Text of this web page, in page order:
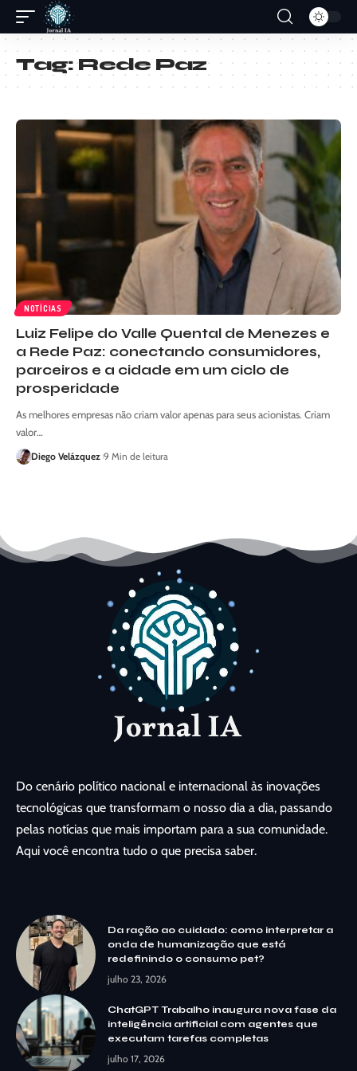
Tag:Rede Paz
NOTÍCIAS
Luiz Felipe do Valle Quental de Menezes e
a Rede Paz: conectando consumidores,
parceiros e a cidade em um ciclo de
prosperidade
As melhores empresas não criam valor apenas para seus acionistas. Criam
valor…
Diego Velázquez 9 Min de leitura
Do cenário político nacional e internacional às inovações
tecnológicas que transformam o nosso dia a dia, passando
pelas notícias que mais importam para a sua comunidade.
Aqui você encontra tudo o que precisa saber.
Da ração ao cuidado: como interpretar a
onda de humanização que está
redefinindo o consumo pet?
julho 23, 2026
ChatGPT Trabalho inaugura nova fase da
inteligência artificial com agentes que
executam tarefas completas
julho 17, 2026